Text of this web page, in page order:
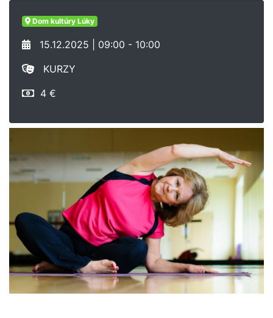
Dom kultúry Lúky
15.12.2025 | 09:00 - 10:00
KURZY
4 €